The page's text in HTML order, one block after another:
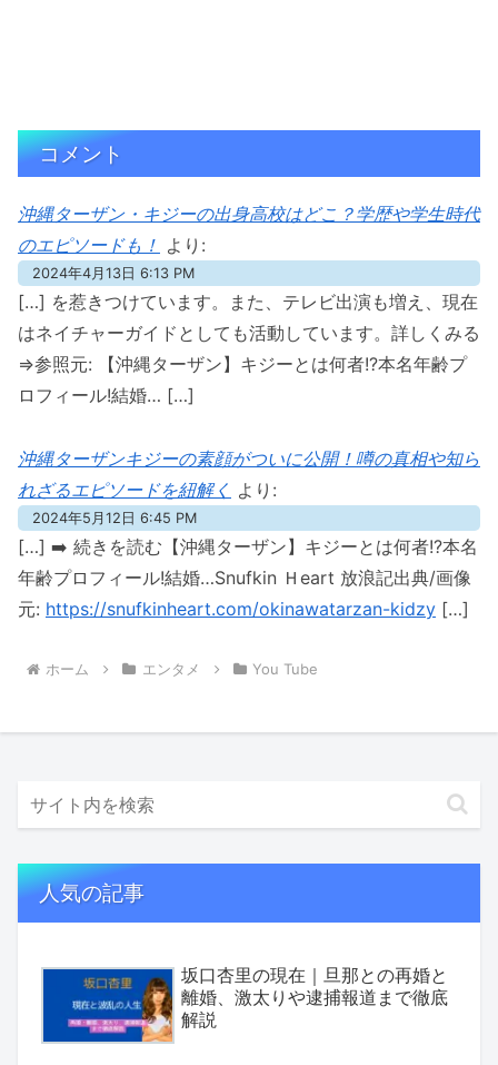
コメント
沖縄ターザン・キジーの出身高校はどこ？学歴や学生時代
のエピソードも！ より:
2024年4月13日 6:13 PM
[…] を惹きつけています。また、テレビ出演も増え、現在
はネイチャーガイドとしても活動しています。詳しくみる
⇒参照元: 【沖縄ターザン】キジーとは何者!?本名年齢プ
ロフィール!結婚… […]
沖縄ターザンキジーの素顔がついに公開！噂の真相や知ら
れざるエピソードを紐解く より:
2024年5月12日 6:45 PM
[…] ➡️ 続きを読む【沖縄ターザン】キジーとは何者!?本名
年齢プロフィール!結婚…Snufkin Ｈeart 放浪記出典/画像
元: https://snufkinheart.com/okinawatarzan-kidzy […]
ホーム エンタメ You Tube
人気の記事
坂口杏里の現在｜旦那との再婚と
離婚、激太りや逮捕報道まで徹底
解説